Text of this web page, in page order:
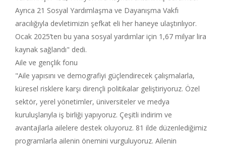
Ayrıca 21 Sosyal Yardımlaşma ve Dayanışma Vakfı
aracılığıyla devletimizin şefkat eli her haneye ulaştırılıyor.
Ocak 2025’ten bu yana sosyal yardımlar için 1,67 milyar lira
kaynak sağlandı" dedi.
Aile ve gençlik fonu
"Aile yapısını ve demografiyi güçlendirecek çalışmalarla,
küresel risklere karşı dirençli politikalar geliştiriyoruz. Özel
sektör, yerel yönetimler, üniversiteler ve medya
kuruluşlarıyla iş birliği yapıyoruz. Çeşitli indirim ve
avantajlarla ailelere destek oluyoruz. 81 ilde düzenlediğimiz
programlarla ailenin önemini vurguluyoruz. Ailenin